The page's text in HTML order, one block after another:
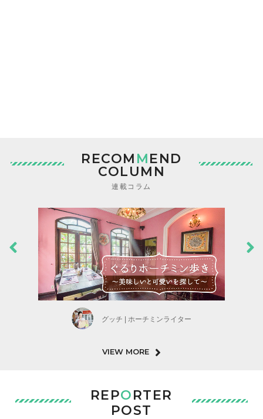
RECOM MEND
COLUMN
連載コラム
グッチ | ホーチミンライター
VIEW MORE
REPORTER
POST